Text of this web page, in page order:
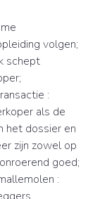
volgen;
schept
:
als de
het dossier en
zijn zowel op
goed;
: